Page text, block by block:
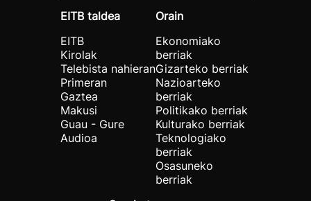
EITB taldea
EITB
Kirolak
Telebista nahieran
Primeran
Gaztea
Makusi
Guau - Gure
Audioa
Orain
Ekonomiako
berriak
Gizarteko berriak
Nazioarteko
berriak
Politikako berriak
Kulturako berriak
Teknologiako
berriak
Osasuneko
berriak